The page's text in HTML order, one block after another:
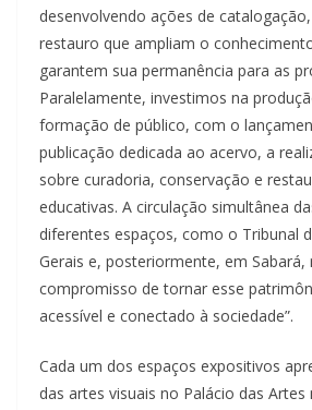
desenvolvendo ações de
restauro que ampliam o
garantem sua permanência para as
Paralelamente, investimos na
formação de público, com o
publicação dedicada ao acervo, a
sobre curadoria, conservação e
educativas. A circulação simultânea
diferentes espaços, como o Tribunal
Gerais e, posteriormente, em
compromisso de tornar esse
acessível e conectado à sociedade”.
Cada um dos espaços expositivos
das artes visuais no Palácio das